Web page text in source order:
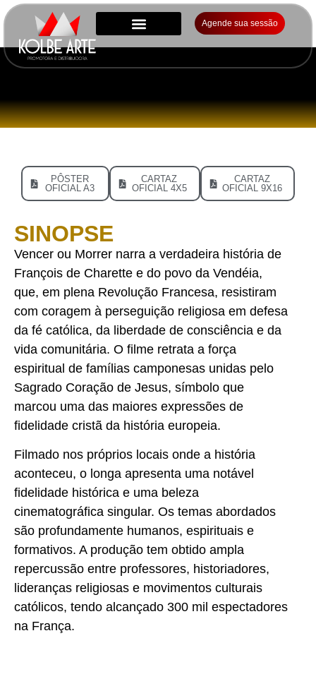
Agende sua sessão
PÔSTER
OFICIAL A3
CARTAZ
OFICIAL 4X5
CARTAZ
OFICIAL 9X16
SINOPSE
Vencer ou Morrer narra a verdadeira história de
François de Charette e do povo da Vendéia,
que, em plena Revolução Francesa, resistiram
com coragem à perseguição religiosa em defesa
da fé católica, da liberdade de consciência e da
vida comunitária. O filme retrata a força
espiritual de famílias camponesas unidas pelo
Sagrado Coração de Jesus, símbolo que
marcou uma das maiores expressões de
fidelidade cristã da história europeia.
Filmado nos próprios locais onde a história
aconteceu, o longa apresenta uma notável
fidelidade histórica e uma beleza
cinematográfica singular. Os temas abordados
são profundamente humanos, espirituais e
formativos. A produção tem obtido ampla
repercussão entre professores, historiadores,
lideranças religiosas e movimentos culturais
católicos, tendo alcançado 300 mil espectadores
na França.